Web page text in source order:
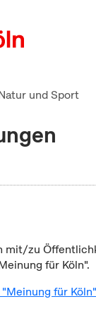
und Sport
mit/zu
für Köln".
für Köln"